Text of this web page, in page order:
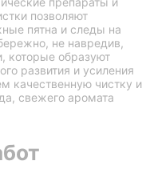
позволяют
пятна и следы на
не навредив,
которые образуют
развития и усиления
качественную чистку и
свежего аромата